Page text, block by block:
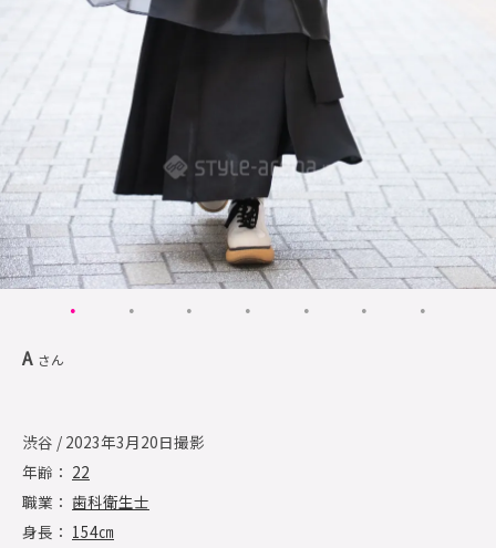
A さん
渋谷 / 2023年3月20日撮影
年齢： 22
職業： 歯科衛生士
身長： 154㎝